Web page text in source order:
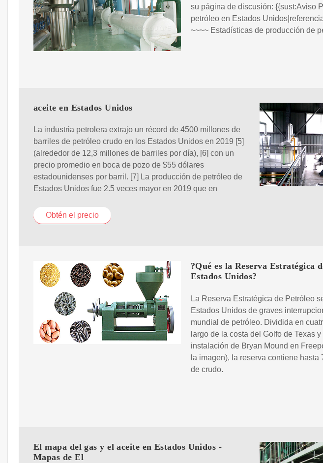
su página de discusión: {{sust:Aviso
petróleo en Estados
~~~~ Estadísticas de producción de
aceite en Estados Unidos
La industria petrolera extrajo un récord de 4500 millones de
barriles de petróleo crudo en los Estados Unidos en 2019 [5]
(alrededor de 12,3 millones de barriles por día), [6] con un
precio promedio en boca de pozo de $55 dólares
estadounidenses por barril. [7] La producción de petróleo de
Estados Unidos fue 2.5 veces mayor en 2019 que en
Obtén el precio
?Qué es la Reserva Estratégica
Estados Unidos?
La Reserva Estratégica de Petróleo
Estados Unidos de graves
mundial de petróleo. Dividida en
largo de la costa del Golfo de Texas
instalación de Bryan Mound en
la imagen), la reserva contiene
de crudo.
El mapa del gas y el aceite en Estados Unidos -
Mapas de El